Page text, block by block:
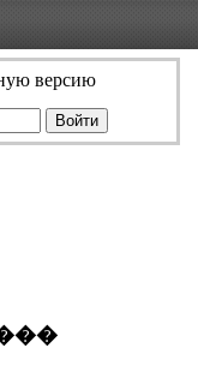
версию